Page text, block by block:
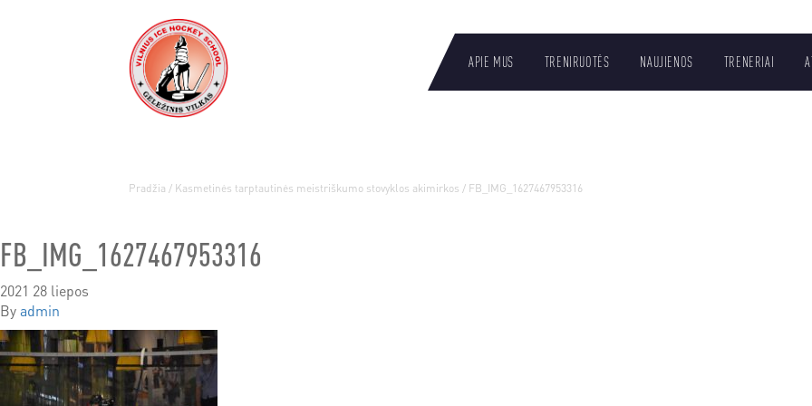
APIE MUS TRENIRUOTĖS NAUJIENOS TRENERIAI
Pradžia / Kasmetinės tarptautinės meistriškumo stovyklos akimirkos / FB_IMG_1627467953316
FB_IMG_1627467953316
2021 28 liepos
Byadmin